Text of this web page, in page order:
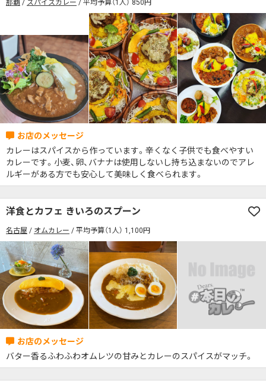
1人でも入りやすいお店
モーニングあり ランチあり 夜10時以降も営業
年中無休 5名以上の団体歓迎 テイクアウトOK
デリバリー対応 禁煙席のみ 喫煙席あり
カウンター席あり テーブル席あり テラス席あり
テラス席ペット可 子連れ・赤ちゃんOK
カレー専門店 辛さが選べるお店
キッズメニューあり ポイント貯まる・使える
カード決済可 電子マネー決済可
#本日のカレー見た！で特典あり
検索する
カレーのジャンルを絞り込む
駅から徒歩5分以内
無料駐車場あり 1人でも入りやすいお店
モーニングあり ランチあり 夜10時以降も営業
年中無休 5名以上の団体歓迎 テイクアウトOK
デリバリー対応 禁煙席のみ 喫煙席あり
カウンター席あり
テラス席ペット可 子連れ・赤ちゃんOK
カレー専門店 辛さが選べるお店
キッズメニューあり ポイント貯まる・使える
#本日のカレー見た！で特典あり
検索する
那覇 スパイスカレー 平均予算（1人） 850円
カレーはスパイスから作っています。辛くなく子供でも食べやすい
カレーです。小麦、卵、バナナは使用しないし持ち込まないのでアレ
ルギーがある方でも安心して美味しく食べられます。
洋食とカフェ きいろのスプーン
名古屋 オムカレー 平均予算（1人） 1,100円
バター香るふわふわオムレツの甘みとカレーのスパイスがマッチ。